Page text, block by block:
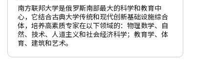
南方联邦大学是俄罗斯南部最大的科学和教育中
心，它结合古典大学传统和现代创新基础设施综合
体，培养高素质专家在以下领域的：物理数学、自
然、技术、人道主义和社会经济科学；教育学、体
育、建筑和艺术。